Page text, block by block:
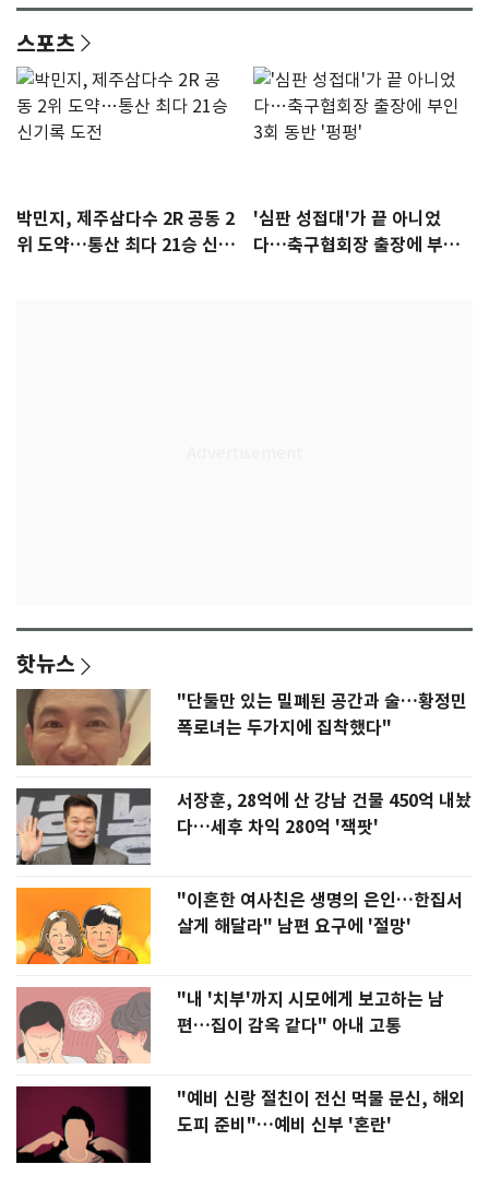
스포츠
박민지, 제주삼다수 2R 공동 2
위 도약…통산 최다 21승 신기
'심판 성접대'가 끝 아니었
다…축구협회장 출장에 부인
핫뉴스
"단둘만 있는 밀폐된 공간과 술…황정민
폭로녀는 두가지에 집착했다"
서장훈, 28억에 산 강남 건물 450억 내놨
다…세후 차익 280억 '잭팟'
"이혼한 여사친은 생명의 은인…한집서
살게 해달라" 남편 요구에 '절망'
"내 '치부'까지 시모에게 보고하는 남
편…집이 감옥 같다" 아내 고통
"예비 신랑 절친이 전신 먹물 문신, 해외
도피 준비"…예비 신부 '혼란'